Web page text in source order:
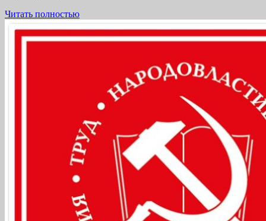
Читать полностьюЧитать
полностью